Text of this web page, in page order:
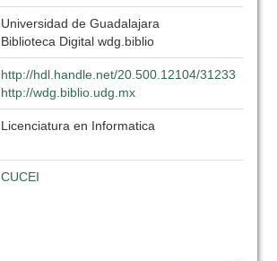
Universidad de Guadalajara
Biblioteca Digital wdg.biblio
http://hdl.handle.net/20.500.12104/31233
http://wdg.biblio.udg.mx
Licenciatura en Informatica
CUCEI